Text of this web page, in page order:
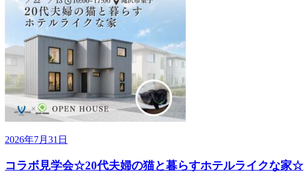
2026年7月31日
コラボ見学会☆20代夫婦の猫と暮らすホテルライクな家☆